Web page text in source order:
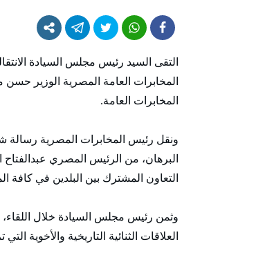
التقى السيد رئيس مجلس السيادة
المخابرات العامة المصرية الوزير
المخابرات العامة.
ونقل رئيس المخابرات المصرية رسالة
البرهان، من الرئيس المصري عبدالفتاح
التعاون المشترك بين البلدين في كافة
وثمن رئيس مجلس السيادة خلال
العلاقات الثنائية التاريخية والأخوية